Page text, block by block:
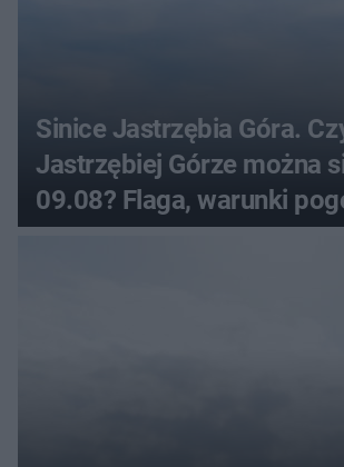
Sinice Jastrzębia Góra.
Jastrzębiej Górze można
09.08? Flaga, warunki